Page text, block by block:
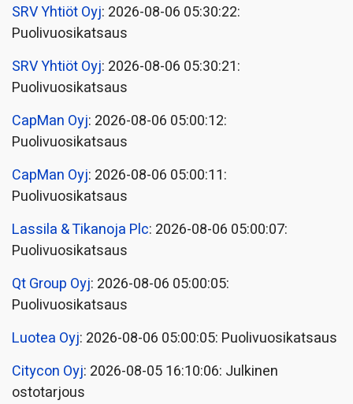
SRV Yhtiöt Oyj: 2026-08-06 05:30:22:
Puolivuosikatsaus
SRV Yhtiöt Oyj: 2026-08-06 05:30:21:
Puolivuosikatsaus
CapMan Oyj: 2026-08-06 05:00:12:
Puolivuosikatsaus
CapMan Oyj: 2026-08-06 05:00:11:
Puolivuosikatsaus
Lassila & Tikanoja Plc: 2026-08-06 05:00:07:
Puolivuosikatsaus
Qt Group Oyj: 2026-08-06 05:00:05:
Puolivuosikatsaus
Luotea Oyj: 2026-08-06 05:00:05: Puolivuosikatsaus
Citycon Oyj: 2026-08-05 16:10:06: Julkinen
ostotarjous